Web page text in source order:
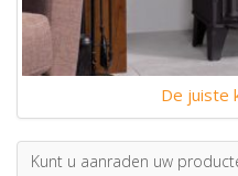
De juiste
Kunt u aanraden uw